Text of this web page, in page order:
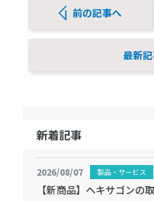
前の記事へ
最新
新着記事
2026/08/07 製品・サービス
【新商品】ヘキサゴンの